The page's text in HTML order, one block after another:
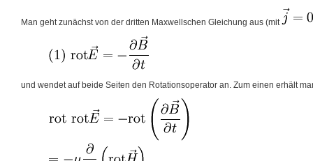
Man geht zunächst von der dritten Maxwellschen Gleichung aus (mit
und wendet auf beide Seiten den Rotationsoperator an. Zum einen erhält